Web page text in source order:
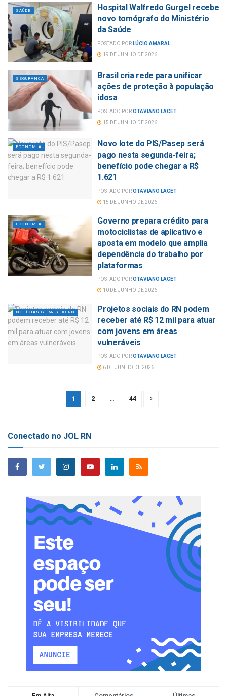
SAÚDE
Hospital Walfredo Gurgel recebe
novo tomógrafo do Ministério
da Saúde
POSTADO POR LÚCIO AMARAL
19 DE JUNHO DE 2026
SEGURANÇA
Brasil cria rede para unificar
ações de proteção à população
idosa
POSTADO POROTAVIANO LACET
15 DE JUNHO DE 2026
ECONOMIA
Novo lote do PIS/Pasep será
pago nesta segunda-feira;
benefício pode chegar a R$
1.621
POSTADO POROTAVIANO LACET
15 DE JUNHO DE 2026
ECONOMIA
Governo prepara crédito para
motociclistas de aplicativo e
aposta em modelo que amplia
dependência do trabalho por
plataformas
POSTADO POROTAVIANO LACET
10 DE JUNHO DE 2026
NOTÍCIAS GERAIS DO RN
Projetos sociais do RN podem
receber até R$ 12 mil para atuar
com jovens em áreas
vulneráveis
POSTADO POROTAVIANO LACET
6 DE JUNHO DE 2026
1 2 44
Conectado no JOL RN